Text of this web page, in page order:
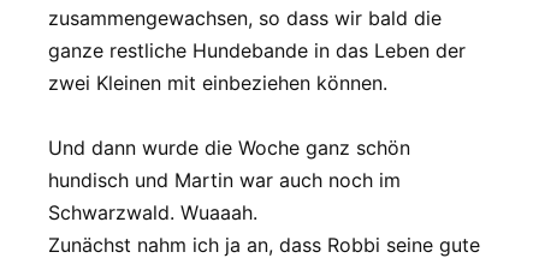
zusammengewachsen, so dass wir bald die
ganze restliche Hundebande in das Leben der
zwei Kleinen mit einbeziehen können.
Und dann wurde die Woche ganz schön
hundisch und Martin war auch noch im
Schwarzwald. Wuaaah.
Zunächst nahm ich ja an, dass Robbi seine gute